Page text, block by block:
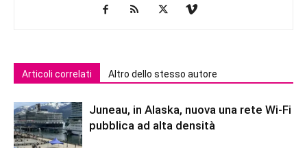
Articoli correlati Altro dello stesso autore
Juneau, in Alaska, nuova una rete Wi-Fi
pubblica ad alta densità